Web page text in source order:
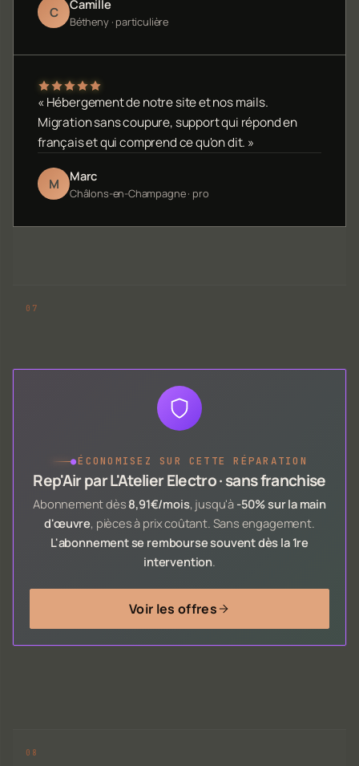
C Camille
Bétheny · particulière
« Hébergement de notre site et nos mails.
Migration sans coupure, support qui répond en
français et qui comprend ce qu'on dit. »
M Marc
Châlons-en-Champagne · pro
●ÉCONOMISEZ SUR CETTE RÉPARATION
Rep'Air par L'Atelier Electro · sans franchise
Abonnement dès 8,91€/mois, jusqu'à -50% sur la main
d'œuvre, pièces à prix coûtant. Sans engagement.
L'abonnement se rembourse souvent dès la 1re
intervention.
Voir les offres